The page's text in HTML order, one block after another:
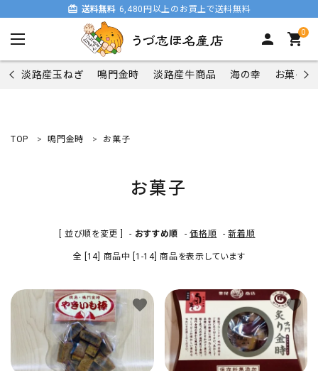
card_giftcard 送料無料 6,480円以上のお買上で送料無料
person 0
shopping_cart
淡路産玉ねぎ 鳴門金時 淡路産牛商品 海の幸 お菓子類
淡路産玉ねぎ
淡路産牛商品
TOP 鳴門金時 お菓子
お菓子
[ 並び順を変更 ] - おすすめ順 -価格順 -新着順
全 [14] 商品中 [1-14] 商品を表示しています
favorite favorite